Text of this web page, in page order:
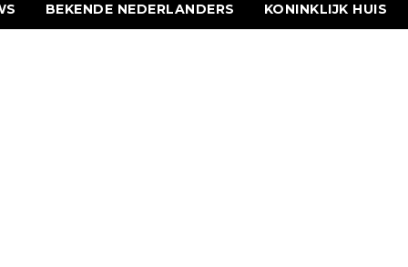
BEKENDE NEDERLANDERS KONINKLIJK HUIS